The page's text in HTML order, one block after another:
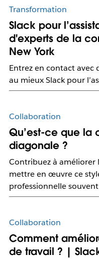
Transformation
Slack pour
d'experts de la
New York
Entrez en contact avec
au mieux Slack pour
Collaboration
Qu’est-ce que la
diagonale ?
Contribuez à
mettre en œuvre ce
professionnelle
Collaboration
Comment
de travail ? |